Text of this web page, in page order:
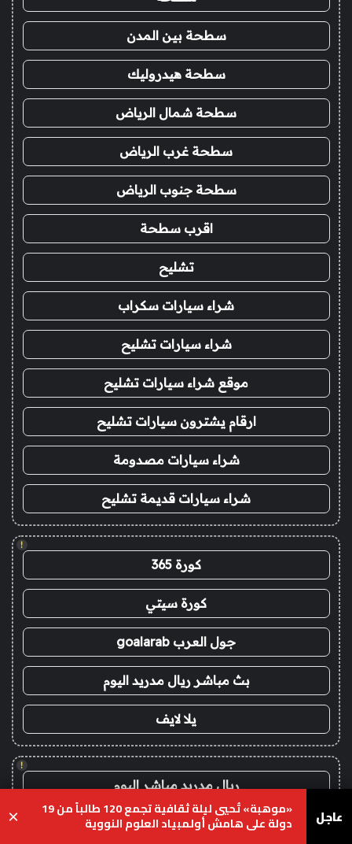
سطحة بين المدن
سطحة هيدروليك
سطحة شمال الرياض
سطحة غرب الرياض
سطحة جنوب الرياض
اقرب سطحة
تشليح
شراء سيارات سكراب
شراء سيارات تشليح
موقع شراء سيارات تشليح
ارقام يشترون سيارات تشليح
شراء سيارات مصدومة
شراء سيارات قديمة تشليح
!
كورة 365
كورة سيتي
جول العرب goalarab
بث مباشر ريال مدريد اليوم
يلا لايف
!
ريال مدريد مباشر اليوم
برشلونة مباشر اليوم عاجل «موهبة» تُحيي ليلة ثقافية تجمع 120 طالباً من 19
دولة على هامش أولمبياد العلوم النووية ×